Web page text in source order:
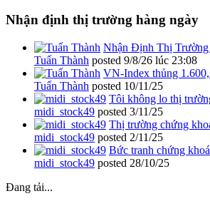
Nhận định thị trường hàng ngày
Nhận Định Thị Trường
Tuấn Thành posted 9/8/26 lúc 23:08
VN-Index thủng
Tuấn Thành posted 10/11/25
Tôi không lo thị
midi_stock49 posted 3/11/25
Thị trường chứng
midi_stock49 posted 2/11/25
Bức tranh chứng
midi_stock49 posted 28/10/25
Đang tải...